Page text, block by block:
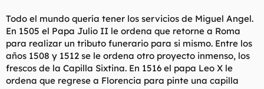
Todo el mundo quería tener los servicios de Miguel Angel.
En 1505 el Papa Julio II le ordena que retorne a Roma
para realizar un tributo funerario para si mismo. Entre los
años 1508 y 1512 se le ordena otro proyecto inmenso, los
frescos de la Capilla Sixtina. En 1516 el papa Leo X le
ordena que regrese a Florencia para pinte una capilla